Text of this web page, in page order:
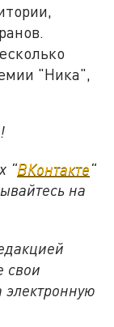
"Ника",
"ВКонтакте"
на
свои